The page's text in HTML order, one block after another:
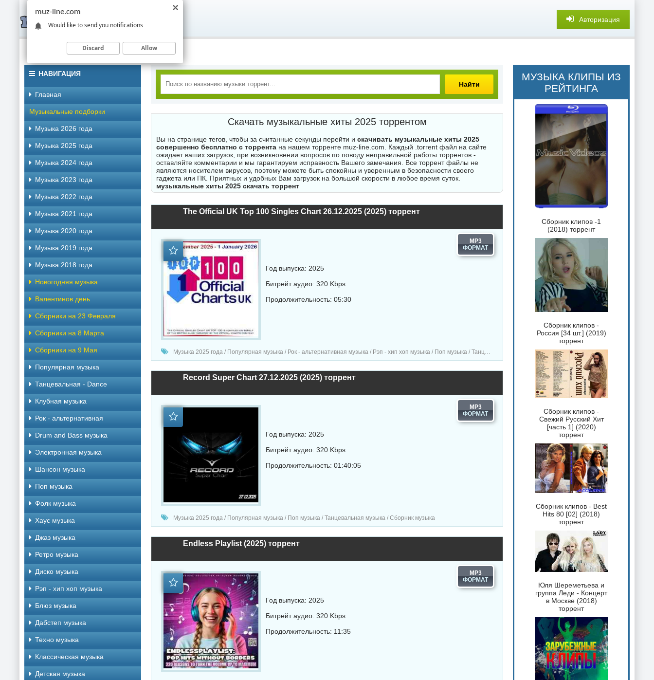
Авторизация
Найти
Скачать музыкальные хиты 2025 торрентом
Вы на странице тегов, чтобы за считанные секунды перейти и скачивать музыкальные хиты 2025
совершенно бесплатно с торрента на нашем торренте muz-line.com. Каждый .torrent файл на сайте
ожидает ваших загрузок, при возникновении вопросов по поводу неправильной работы торрентов -
оставляйте комментарии и мы гарантируем исправность Вашего замечания. Все торрент файлы не
являются носителем вирусов, поэтому можете быть спокойны и уверенным в безопасности своего
гаджета или ПК. Приятных и удобных Вам загрузок на большой скорости в любое время суток.
музыкальные хиты 2025 скачать торрент
The Official UK Top 100 Singles Chart 26.12.2025 (2025) торрент
MP3
Год выпуска: 2025
Битрейт аудио: 320 Kbps
Продолжительность: 05:30
Музыка 2025 года / Популярная музыка / Рок - альтернативная музыка / Рэп - хип хоп музыка / Поп музыка / Танцевальная музыка / Сборник музыка / RnB music / Hip-Hop music
Record Super Chart 27.12.2025 (2025) торрент
MP3
Год выпуска: 2025
Битрейт аудио: 320 Kbps
Продолжительность: 01:40:05
Музыка 2025 года / Популярная музыка / Поп музыка / Танцевальная музыка / Сборник музыка
Endless Playlist (2025) торрент
MP3
Год выпуска: 2025
Битрейт аудио: 320 Kbps
Продолжительность: 11:35
НАВИГАЦИЯ
Главная
Музыкальные подборки
Музыка 2026 года
Музыка 2025 года
Музыка 2024 года
Музыка 2023 года
Музыка 2022 года
Музыка 2021 года
Музыка 2020 года
Музыка 2019 года
Музыка 2018 года
Новогодняя музыка
Валентинов день
Сборники на 23 Февраля
Сборники на 8 Марта
Сборники на 9 Мая
Популярная музыка
Танцевальная - Dance
Клубная музыка
Рок - альтернативная
Drum and Bass музыка
Электронная музыка
Шансон музыка
Поп музыка
Фолк музыка
Хаус музыка
Джаз музыка
Ретро музыка
Диско музыка
Рэп - хип хоп музыка
Блюз музыка
Дабстеп музыка
Техно музыка
Классическая музыка
Детская музыка
МУЗЫКА КЛИПЫ ИЗ
РЕЙТИНГА
Сборник клипов -1
(2018) торрент
Сборник клипов -
Россия [34 шт.] (2019)
торрент
Сборник клипов -
Свежий Русский Хит
[часть 1] (2020)
торрент
Сборник клипов - Best
Hits 80 [02] (2018)
торрент
Юля Шереметьева и
группа Леди - Концерт
в Москве (2018)
торрент
muz-line.com
Would like to send you notifications
Discard Allow